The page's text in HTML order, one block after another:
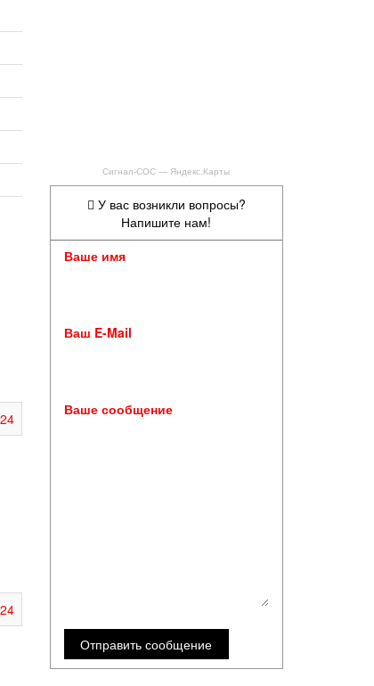
Сигнал-СОС — Яндекс.Карты
У вас возникли вопросы?
Напишите нам!
Ваше имя
Ваш E-Mail
Ваше сообщение